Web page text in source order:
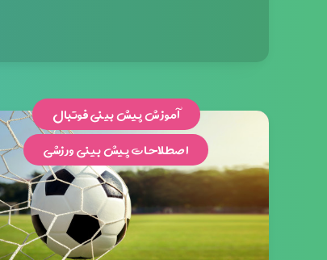
آموزش پیش بینی فوتبال
اصطلاحات پیش بینی ورزشی